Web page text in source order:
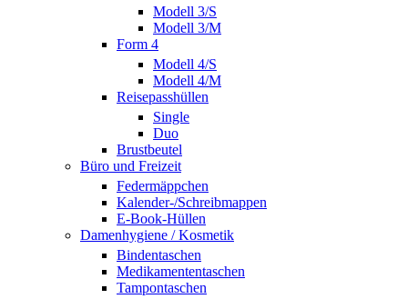
Modell 3/S
Modell 3/M
Form 4
Modell 4/S
Modell 4/M
Reisepasshüllen
Single
Duo
Brustbeutel
Büro und Freizeit
Federmäppchen
Kalender-/Schreibmappen
E-Book-Hüllen
Damenhygiene / Kosmetik
Bindentaschen
Medikamententaschen
Tampontaschen